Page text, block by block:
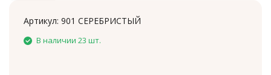
Артикул: 901 СЕРЕБРИСТЫЙ
В наличии 23 шт.